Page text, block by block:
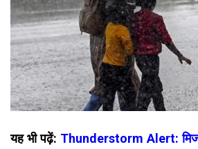
यह भी पढ़ें: Thunderstorm Alert: